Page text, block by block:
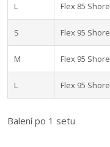
L Flex 85 Shore
S Flex 95 Shore
M Flex 95 Shore
L Flex 95 Shore
Balení po 1 setu